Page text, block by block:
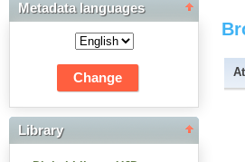
Metadata languages
Library